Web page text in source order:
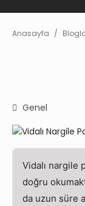
Anasayfa
Genel
Vidalı nargile
doğru
da uzun süre